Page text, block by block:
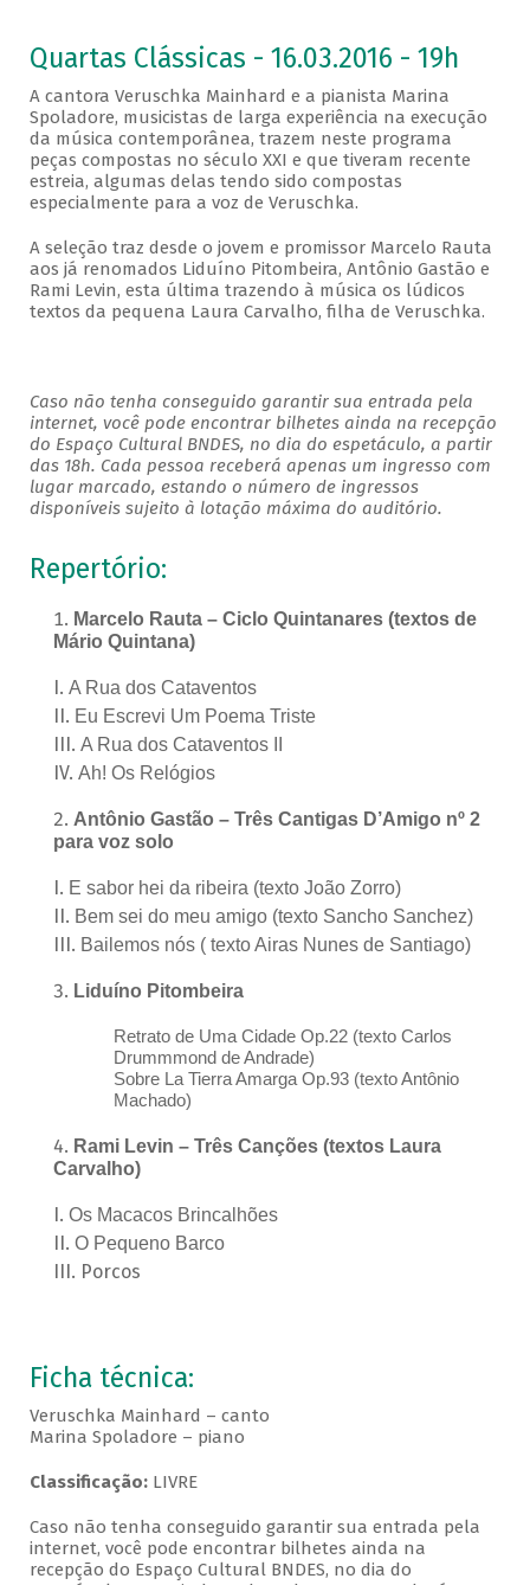
Quartas Clássicas - 16.03.2016 - 19h
A cantora Veruschka Mainhard e a pianista Marina
Spoladore, musicistas de larga experiência na execução
da música contemporânea, trazem neste programa
peças compostas no século XXI e que tiveram recente
estreia, algumas delas tendo sido compostas
especialmente para a voz de Veruschka.
A seleção traz desde o jovem e promissor Marcelo Rauta
aos já renomados Liduíno Pitombeira, Antônio Gastão e
Rami Levin, esta última trazendo à música os lúdicos
textos da pequena Laura Carvalho, filha de Veruschka.
Caso não tenha conseguido garantir sua entrada pela
internet, você pode encontrar bilhetes ainda na recepção
do Espaço Cultural BNDES, no dia do espetáculo, a partir
das 18h. Cada pessoa receberá apenas um ingresso com
lugar marcado, estando o número de ingressos
disponíveis sujeito à lotação máxima do auditório.
Repertório:
Marcelo Rauta – Ciclo Quintanares (textos de
Mário Quintana)
A Rua dos Cataventos
Eu Escrevi Um Poema Triste
A Rua dos Cataventos II
Ah! Os Relógios
Antônio Gastão – Três Cantigas D’Amigo nº 2
para voz solo
E sabor hei da ribeira (texto João Zorro)
Bem sei do meu amigo (texto Sancho Sanchez)
Bailemos nós ( texto Airas Nunes de Santiago)
Liduíno Pitombeira
Retrato de Uma Cidade Op.22 (texto Carlos
Drummmond de Andrade)
Sobre La Tierra Amarga Op.93 (texto Antônio
Machado)
Rami Levin – Três Canções (textos Laura
Carvalho)
Os Macacos Brincalhões
O Pequeno Barco
Porcos
Ficha técnica:
Veruschka Mainhard – canto
Marina Spoladore – piano
Classificação:LIVRE
Caso não tenha conseguido garantir sua entrada pela
internet, você pode encontrar bilhetes ainda na
recepção do Espaço Cultural BNDES, no dia do